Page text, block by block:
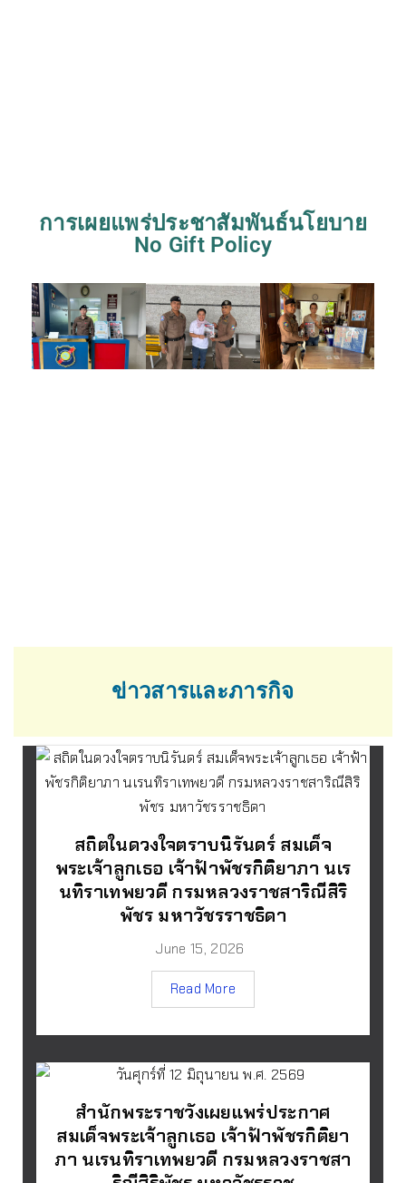
การเผยแพร่ประชาสัมพันธ์นโยบาย
No Gift Policy
ข่าวสารและภารกิจ
สถิตในดวงใจตราบนิรันดร์ สมเด็จ
พระเจ้าลูกเธอ เจ้าฟ้าพัชรกิติยาภา นเร
นทิราเทพยวดี กรมหลวงราชสาริณีสิริ
พัชร มหาวัชรราชธิดา
June 15, 2026
Read More
สำนักพระราชวังเผยแพร่ประกาศ
สมเด็จพระเจ้าลูกเธอ เจ้าฟ้าพัชรกิติยา
ภา นเรนทิราเทพยวดี กรมหลวงราชสา